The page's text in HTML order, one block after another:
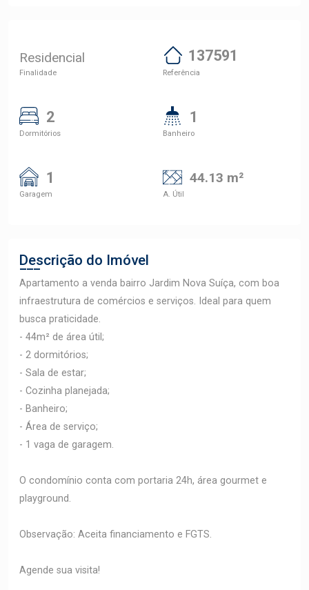
Residencial
Finalidade
137591
Referência
2
Dormitórios
1
Banheiro
1
Garagem
44.13 m²
A. Útil
Descrição do Imóvel
Apartamento a venda bairro Jardim Nova Suíça, com boa
infraestrutura de comércios e serviços. Ideal para quem
busca praticidade.
- 44m² de área útil;
- 2 dormitórios;
- Sala de estar;
- Cozinha planejada;
- Banheiro;
- Área de serviço;
- 1 vaga de garagem.
O condomínio conta com portaria 24h, área gourmet e
playground.
Observação: Aceita financiamento e FGTS.
Agende sua visita!